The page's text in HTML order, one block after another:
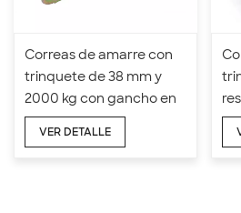
Correas de amarre con
trinquete de 38 mm y
2000 kg con gancho en
forma de J de goma
VER DETALLE